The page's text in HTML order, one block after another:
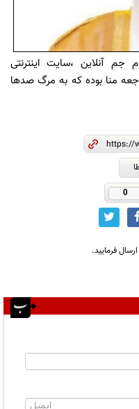
آنلاین ،سایت اینترنتی
منا بوده که به مرگ صدها
0
فرمایید.